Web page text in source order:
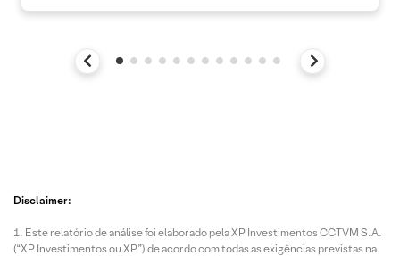
Disclaimer:
Este relatório de análise foi elaborado pela XP Investimentos CCTVM S.A.
(“XP Investimentos ou XP”) de acordo com todas as exigências previstas na